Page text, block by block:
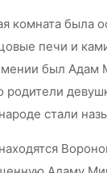
комната
печи и
был Адам
стали